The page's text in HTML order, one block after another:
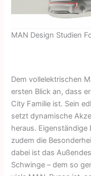
MAN Design Studien
Dem vollelektrischen
ersten Blick an, dass
City Familie ist. Sein
setzt dynamische
heraus. Eigenständige
zudem die
dabei ist das
Schwinge – dem so